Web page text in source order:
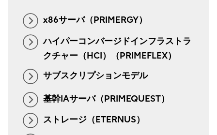
x86サーバ（PRIMERGY）
ハイパーコンバージドインフラストラ
クチャー（HCI）（PRIMEFLEX）
サブスクリプションモデル
基幹IAサーバ（PRIMEQUEST）
ストレージ（ETERNUS）